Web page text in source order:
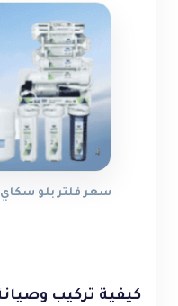
سعر فلتر بلو سكاي 7 مراحل